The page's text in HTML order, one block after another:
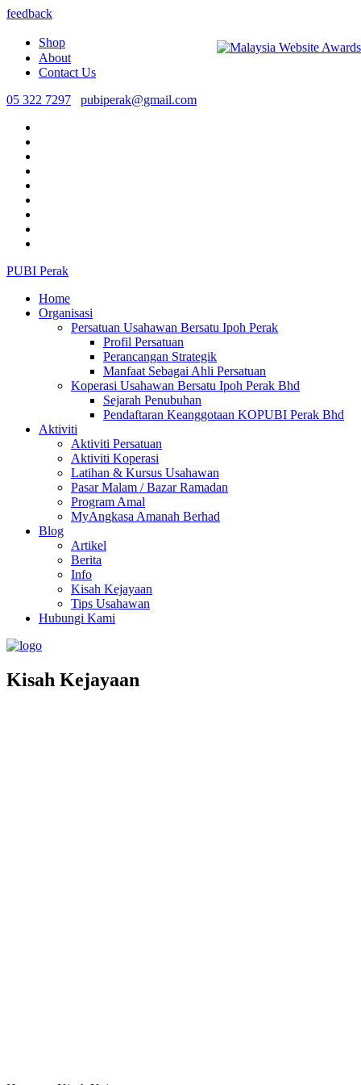
feedback
Shop
About
Contact Us
05 322 7297
pubiperak@gmail.com
PUBI Perak
Home
Organisasi
Persatuan Usahawan Bersatu Ipoh Perak
Profil Persatuan
Perancangan Strategik
Manfaat Sebagai Ahli Persatuan
Koperasi Usahawan Bersatu Ipoh Perak Bhd
Sejarah Penubuhan
Pendaftaran Keanggotaan KOPUBI Perak Bhd
Aktiviti
Aktiviti Persatuan
Aktiviti Koperasi
Latihan & Kursus Usahawan
Pasar Malam / Bazar Ramadan
Program Amal
MyAngkasa Amanah Berhad
Blog
Artikel
Berita
Info
Kisah Kejayaan
Tips Usahawan
Hubungi Kami
Kisah Kejayaan